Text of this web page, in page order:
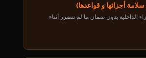
أجزائها و قواعدها)
الداخلية بدون ضمان ما لم تتضرر أثناء